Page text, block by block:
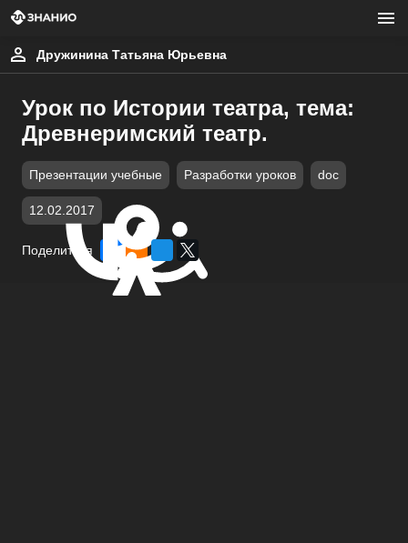
Дружинина Татьяна Юрьевна
Урок по Истории театра, тема:
Древнеримский театр.
Презентации учебные Разработки уроков doc
12.02.2017
Поделиться